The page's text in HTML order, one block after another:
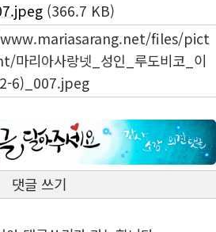
(366.7 KB)
files/pict
마리아사랑넷_성인_루도비코_이
6)_007.jpeg
댓글 쓰기